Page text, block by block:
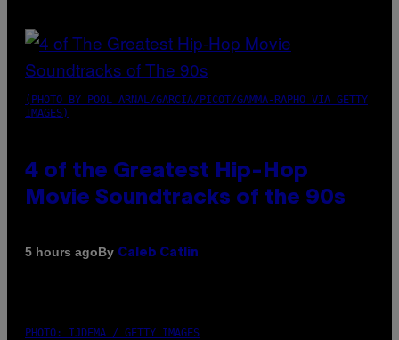
(PHOTO BY POOL ARNAL/GARCIA/PICOT/GAMMA-RAPHO VIA GETTY
IMAGES)
4 of the Greatest Hip-Hop
Movie Soundtracks of the 90s
5 hours agoBy Caleb Catlin
PHOTO: IJDEMA / GETTY IMAGES